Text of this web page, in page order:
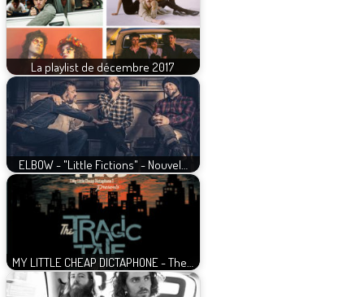
La playlist de décembre 2017
ELBOW - "Little Fictions" - Nouvel…
MY LITTLE CHEAP DICTAPHONE - The…